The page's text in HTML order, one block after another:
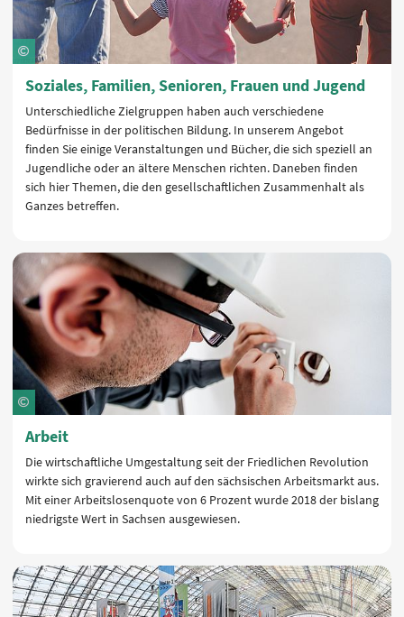
Soziales, Familien, Senioren, Frauen und Jugend
Unterschiedliche Zielgruppen haben auch verschiedene
Bedürfnisse in der politischen Bildung. In unserem Angebot
finden Sie einige Veranstaltungen und Bücher, die sich speziell an
Jugendliche oder an ältere Menschen richten. Daneben finden
sich hier Themen, die den gesellschaftlichen Zusammenhalt als
Ganzes betreffen.
Arbeit
Die wirtschaftliche Umgestaltung seit der Friedlichen Revolution
wirkte sich gravierend auch auf den sächsischen Arbeitsmarkt aus.
Mit einer Arbeitslosenquote von 6 Prozent wurde 2018 der bislang
niedrigste Wert in Sachsen ausgewiesen.